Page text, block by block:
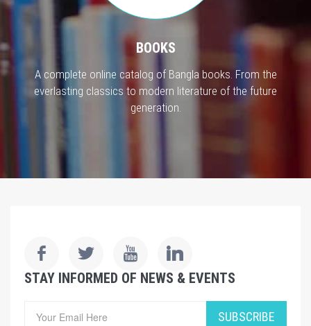
BOOKS
A complete online catalog of Bangla books. From the
everlasting classics to modern literature of the future
generation.
STAY INFORMED OF NEWS & EVENTS
SUBSCRIBE